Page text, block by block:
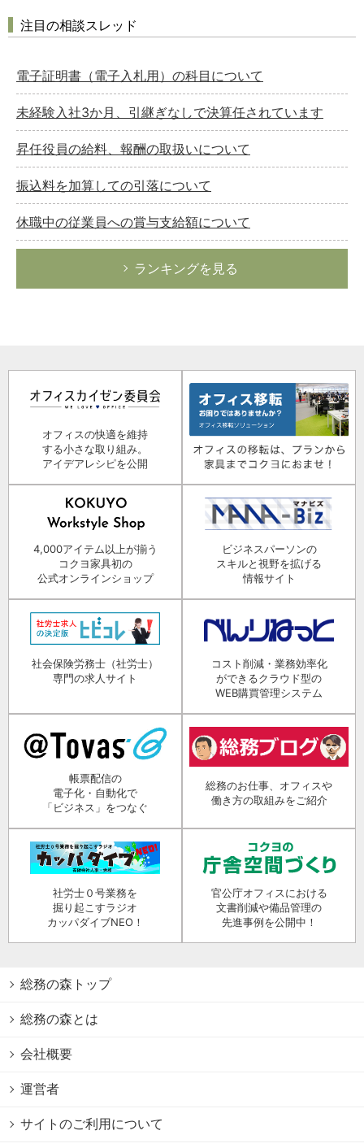
注目の相談スレッド
電子証明書（電子入札用）の科目について
未経験入社3か月、引継ぎなしで決算任されています
昇任役員の給料、報酬の取扱いについて
振込料を加算しての引落について
休職中の従業員への賞与支給額について
ランキングを見る
オフィスの快適を維持
する小さな取り組み。
アイデアレシピを公開
4,000アイテム以上が揃う
コクヨ家具初の
公式オンラインショップ
ビジネスパーソンの
スキルと視野を拡げる
情報サイト
社会保険労務士（社労士）
専門の求人サイト
コスト削減・業務効率化
ができるクラウド型の
WEB購買管理システム
帳票配信の
電子化・自動化で
「ビジネス」をつなぐ
総務のお仕事、オフィスや
働き方の取組みをご紹介
社労士０号業務を
掘り起こすラジオ
カッパダイブNEO！
官公庁オフィスにおける
文書削減や備品管理の
先進事例を公開中！
総務の森トップ
総務の森とは
会社概要
運営者
サイトのご利用について